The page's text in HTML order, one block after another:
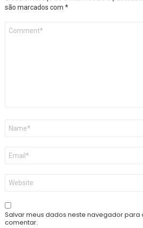
são marcados com *
Comentário
Nome
E-
mail
*
Site
Salvar meus dados neste navegador para
comentar.